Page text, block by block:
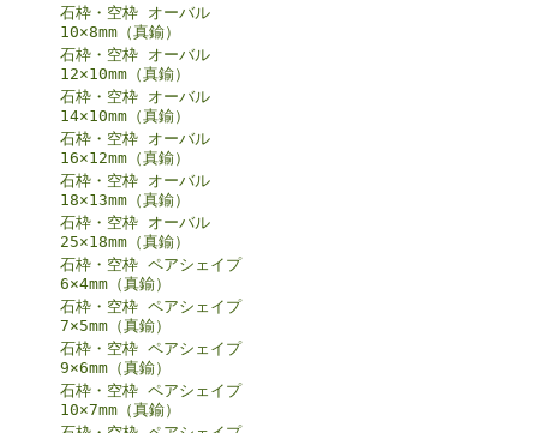
石枠・空枠 オーバル
10×8mm（真鍮）
石枠・空枠 オーバル
12×10mm（真鍮）
石枠・空枠 オーバル
14×10mm（真鍮）
石枠・空枠 オーバル
16×12mm（真鍮）
石枠・空枠 オーバル
18×13mm（真鍮）
石枠・空枠 オーバル
25×18mm（真鍮）
石枠・空枠 ペアシェイプ
6×4mm（真鍮）
石枠・空枠 ペアシェイプ
7×5mm（真鍮）
石枠・空枠 ペアシェイプ
9×6mm（真鍮）
石枠・空枠 ペアシェイプ
10×7mm（真鍮）